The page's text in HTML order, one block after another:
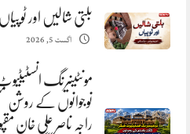
بلتی شالیں اور
اگست 5, 2026
مونٹینیرنگ
نوجوانوں کے روشن
راجہ ناصر علی خان